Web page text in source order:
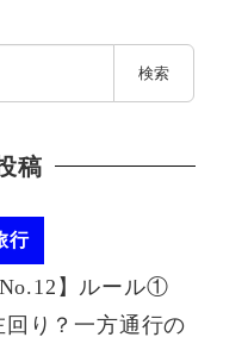
検索
稿
行
】ルール①
回り？一方通行の